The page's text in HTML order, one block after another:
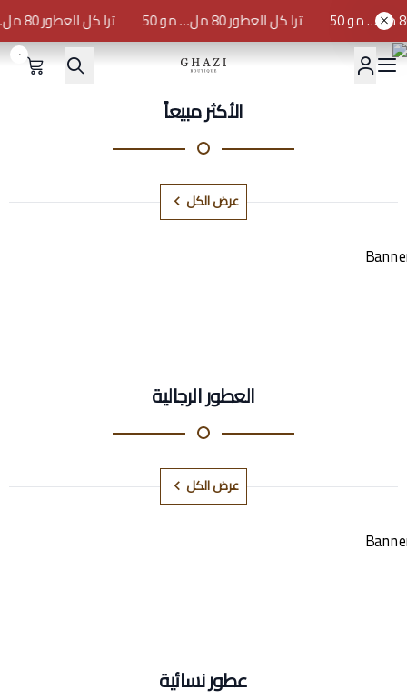
ترا كل العطور 80 مل… مو 50 ترا كل العطور 80 مل… مو 50
GHAZI BOUTIQUE
٠
الأكثر مبيعاً
عرض الكل
العطور الرجالية
عرض الكل
عطور نسائية